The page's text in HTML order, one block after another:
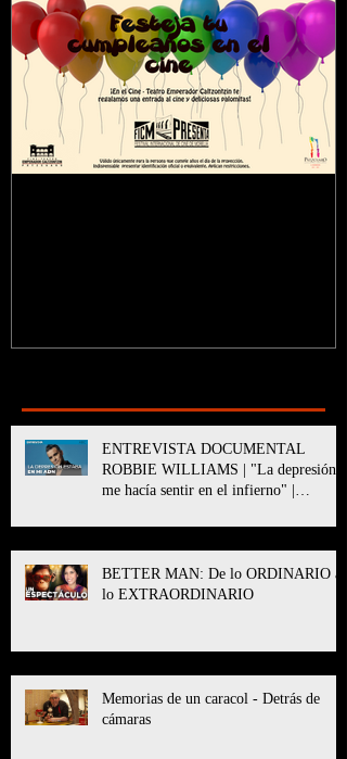
ENTREVISTA DOCUMENTAL
ROBBIE WILLIAMS | "La depresión
me hacía sentir en el infierno" |
BETTER MAN: De lo ORDINARIO a
lo EXTRAORDINARIO
Memorias de un caracol - Detrás de
cámaras